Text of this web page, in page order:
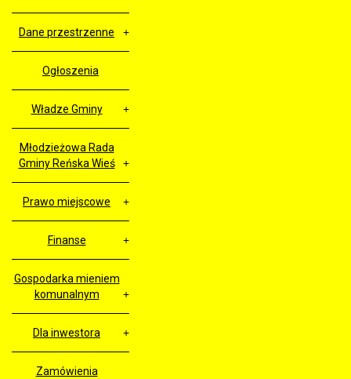
Dane przestrzenne
Ogłoszenia
Władze Gminy
Młodzieżowa Rada
Gminy Reńska Wieś
Prawo miejscowe
Finanse
Gospodarka mieniem
komunalnym
Dla inwestora
Zamówienia